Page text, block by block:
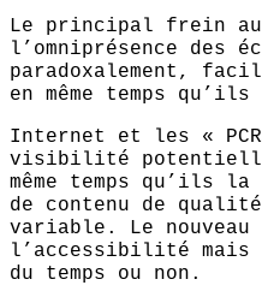
Le principal frein au
l’omniprésence des
paradoxalement,
en même temps
Internet et les «
visibilité potentielle
même temps qu’ils la
de contenu de
variable. Le
l’accessibilité mais
du temps ou non.